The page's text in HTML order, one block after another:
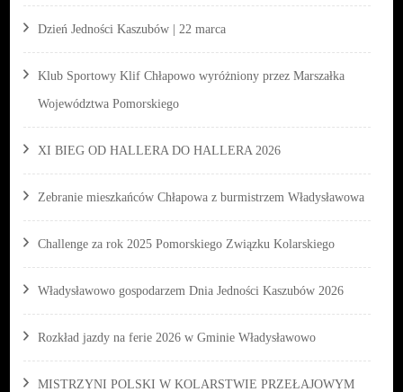
Dzień Jedności Kaszubów | 22 marca
Klub Sportowy Klif Chłapowo wyróżniony przez Marszałka
Województwa Pomorskiego
XI BIEG OD HALLERA DO HALLERA 2026
Zebranie mieszkańców Chłapowa z burmistrzem Władysławowa
Challenge za rok 2025 Pomorskiego Związku Kolarskiego
Władysławowo gospodarzem Dnia Jedności Kaszubów 2026
Rozkład jazdy na ferie 2026 w Gminie Władysławowo
MISTRZYNI POLSKI W KOLARSTWIE PRZEŁAJOWYM